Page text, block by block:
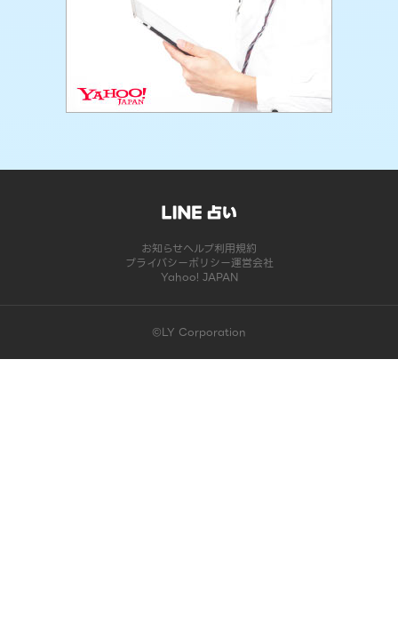
お知らせヘルプ利用規約
プライバシーポリシー運営会社
Yahoo! JAPAN
©LY Corporation
このコンテンツは掲載が終了しました | LINE占い